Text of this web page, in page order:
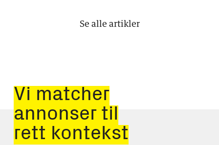
Se alle artikler
Vi matcher
annonser til
rett kontekst